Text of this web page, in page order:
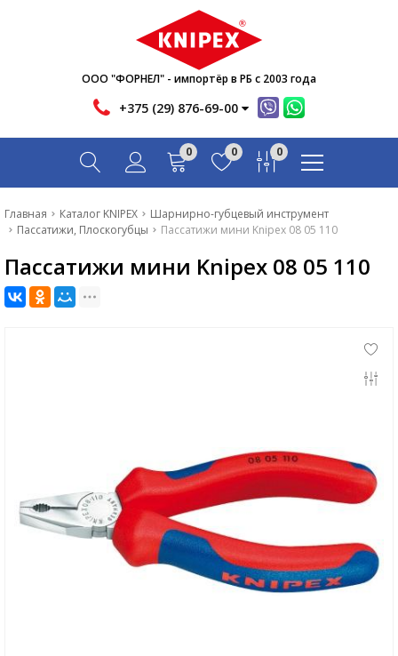
ООО "ФОРНЕЛ" - импортёр в РБ с 2003 года
+375 (29) 876-69-00
Новости
Вопрос-ответ
0 0 0
Главная Каталог KNIPEX
Шарнирно-губцевый инструмент
Пассатижи, Плоскогубцы
Пассатижи мини Knipex 08 05 110
Пассатижи мини Knipex 08 05 110
Новости
Акции
Инфо
Контакты
Вопрос-ответ